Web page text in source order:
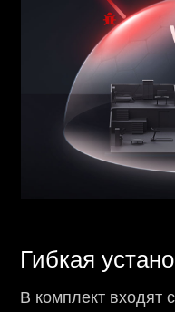
Гибкая
В комплект входят